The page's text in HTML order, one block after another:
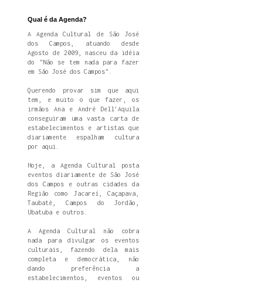
Qual é da Agenda?
A Agenda Cultural de São José
dos Campos, atuando desde
Agosto de 2009, nasceu da idéia
do "Não se tem nada para fazer
em São José dos Campos".
Querendo provar sim que aqui
tem, e muito o que fazer, os
irmãos Ana e André Dell'Aquila
conseguiram uma vasta carta de
estabelecimentos e artistas que
diariamente espalham cultura
por aqui.
Hoje, a Agenda Cultural posta
eventos diariamente de São José
dos Campos e outras cidades da
Região como Jacareí, Caçapava,
Taubaté, Campos do Jordão,
Ubatuba e outros.
A Agenda Cultural não cobra
nada para divulgar os eventos
culturais, fazendo dela mais
completa e democrática, não
dando preferência a
estabelecimentos, eventos ou